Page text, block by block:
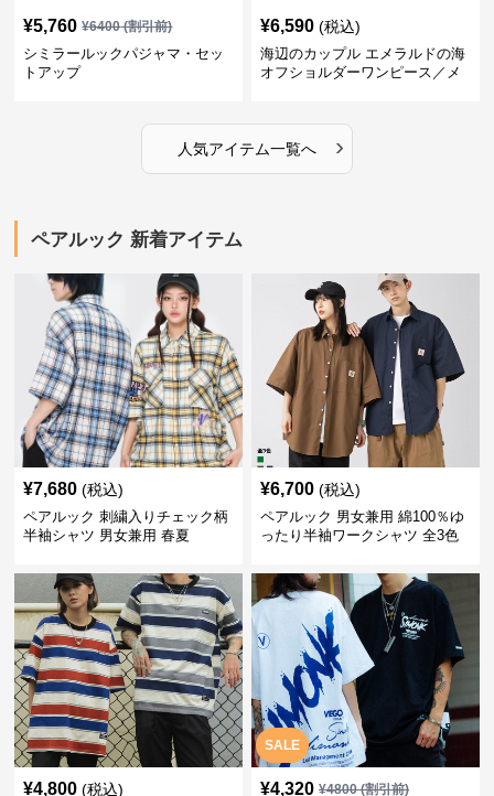
¥5,760 ¥6400(割引前)
シミラールックパジャマ・セッ
トアップ
¥6,590 (税込)
海辺のカップル エメラルドの海
オフショルダーワンピース／メ
人気アイテム一覧へ ›
ペアルック 新着アイテム
¥7,680 (税込)
ペアルック 刺繍入りチェック柄
半袖シャツ 男女兼用 春夏
¥6,700 (税込)
ペアルック 男女兼用 綿100％ゆ
ったり半袖ワークシャツ 全3色
¥4,800 (税込)
SALE
¥4,320 ¥4800(割引前)